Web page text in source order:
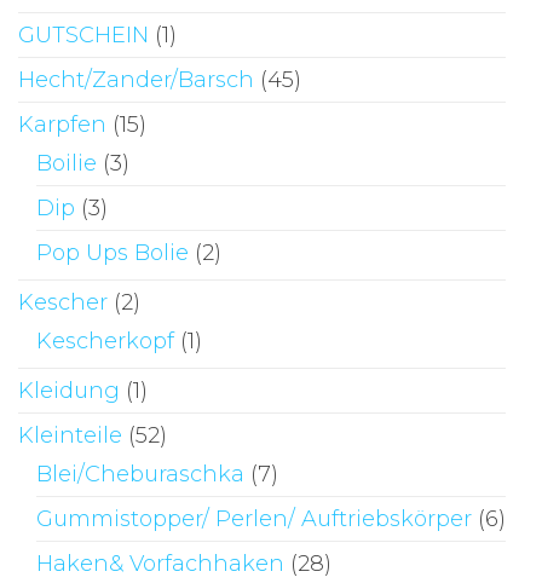
GUTSCHEIN (1)
Hecht/Zander/Barsch (45)
Karpfen (15)
Boilie (3)
Dip (3)
Pop Ups Bolie (2)
Kescher (2)
Kescherkopf (1)
Kleidung (1)
Kleinteile (52)
Blei/Cheburaschka (7)
Gummistopper/ Perlen/ Auftriebskörper (6)
Haken& Vorfachhaken (28)